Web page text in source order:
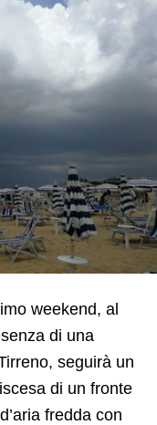
weekend, al
di una
seguirà un
di un fronte
fredda con